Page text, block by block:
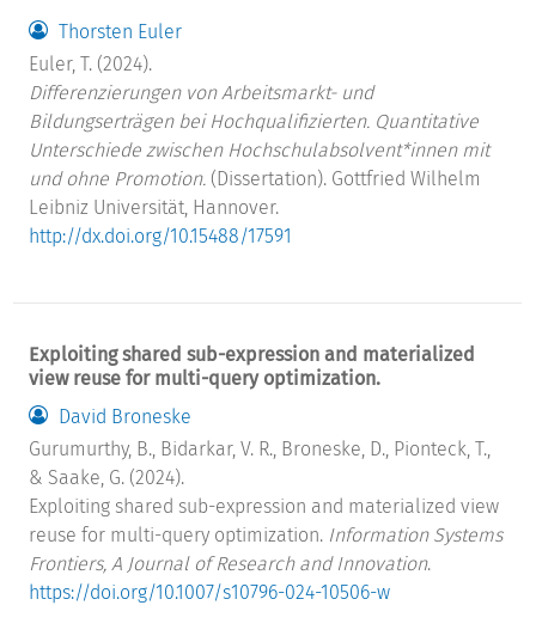
Thorsten Euler
Euler, T. (2024).
Differenzierungen von Arbeitsmarkt- und
Bildungserträgen bei Hochqualifizierten. Quantitative
Unterschiede zwischen Hochschulabsolvent*innen mit
und ohne Promotion. (Dissertation). Gottfried Wilhelm
Leibniz Universität, Hannover.
http://dx.doi.org/10.15488/17591
Exploiting shared sub-expression and materialized
view reuse for multi-query optimization.
David Broneske
Gurumurthy, B., Bidarkar, V. R., Broneske, D., Pionteck, T.,
& Saake, G. (2024).
Exploiting shared sub-expression and materialized view
reuse for multi-query optimization. Information Systems
Frontiers, A Journal of Research and Innovation.
https://doi.org/10.1007/s10796-024-10506-w